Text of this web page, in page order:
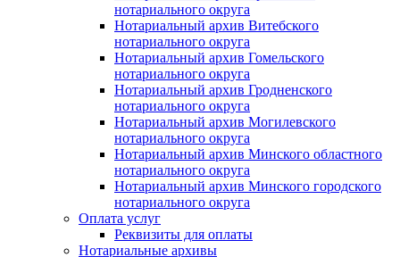
нотариального округа
Нотариальный архив Витебского
нотариального округа
Нотариальный архив Гомельского
нотариального округа
Нотариальный архив Гродненского
нотариального округа
Нотариальный архив Могилевского
нотариального округа
Нотариальный архив Минского областного
нотариального округа
Нотариальный архив Минского городского
нотариального округа
Оплата услуг
Реквизиты для оплаты
Нотариальные архивы